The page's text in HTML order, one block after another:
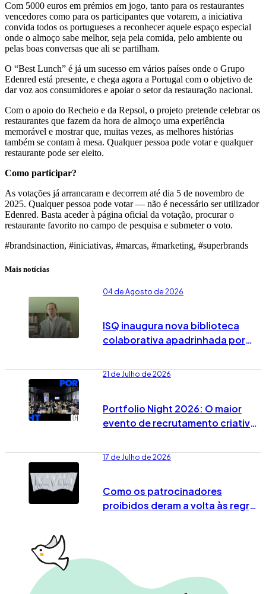
Com 5000 euros em prémios em jogo, tanto para os restaurantes
vencedores como para os participantes que votarem, a iniciativa
convida todos os portugueses a reconhecer aquele espaço especial
onde o almoço sabe melhor, seja pela comida, pelo ambiente ou
pelas boas conversas que ali se partilham.
O “Best Lunch” é já um sucesso em vários países onde o Grupo
Edenred está presente, e chega agora a Portugal com o objetivo de
dar voz aos consumidores e apoiar o setor da restauração nacional.
Com o apoio do Recheio e da Repsol, o projeto pretende celebrar os
restaurantes que fazem da hora de almoço uma experiência
memorável e mostrar que, muitas vezes, as melhores histórias
também se contam à mesa. Qualquer pessoa pode votar e qualquer
restaurante pode ser eleito.
Como participar?
As votações já arrancaram e decorrem até dia 5 de novembro de
2025. Qualquer pessoa pode votar — não é necessário ser utilizador
Edenred. Basta aceder à página oficial da votação, procurar o
restaurante favorito no campo de pesquisa e submeter o voto.
#brandsinaction, #iniciativas, #marcas, #marketing, #superbrands
Mais notícias
04 de Agosto de 2026
ISQ inaugura nova biblioteca
colaborativa apadrinhada por
21 de Julho de 2026
Portfolio Night 2026: O maior
evento de recrutamento criativo
17 de Julho de 2026
Como os patrocinadores
proibidos deram a volta às regras